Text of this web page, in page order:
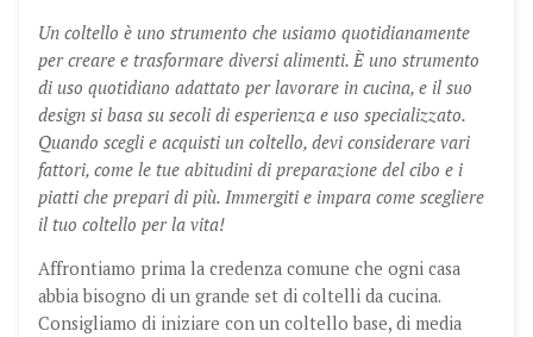
Un coltello è uno strumento che usiamo quotidianamente
per creare e trasformare diversi alimenti. È uno strumento
di uso quotidiano adattato per lavorare in cucina, e il suo
design si basa su secoli di esperienza e uso specializzato.
Quando scegli e acquisti un coltello, devi considerare vari
fattori, come le tue abitudini di preparazione del cibo e i
piatti che prepari di più. Immergiti e impara come scegliere
il tuo coltello per la vita!
Affrontiamo prima la credenza comune che ogni casa
abbia bisogno di un grande set di coltelli da cucina.
Consigliamo di iniziare con un coltello base, di media